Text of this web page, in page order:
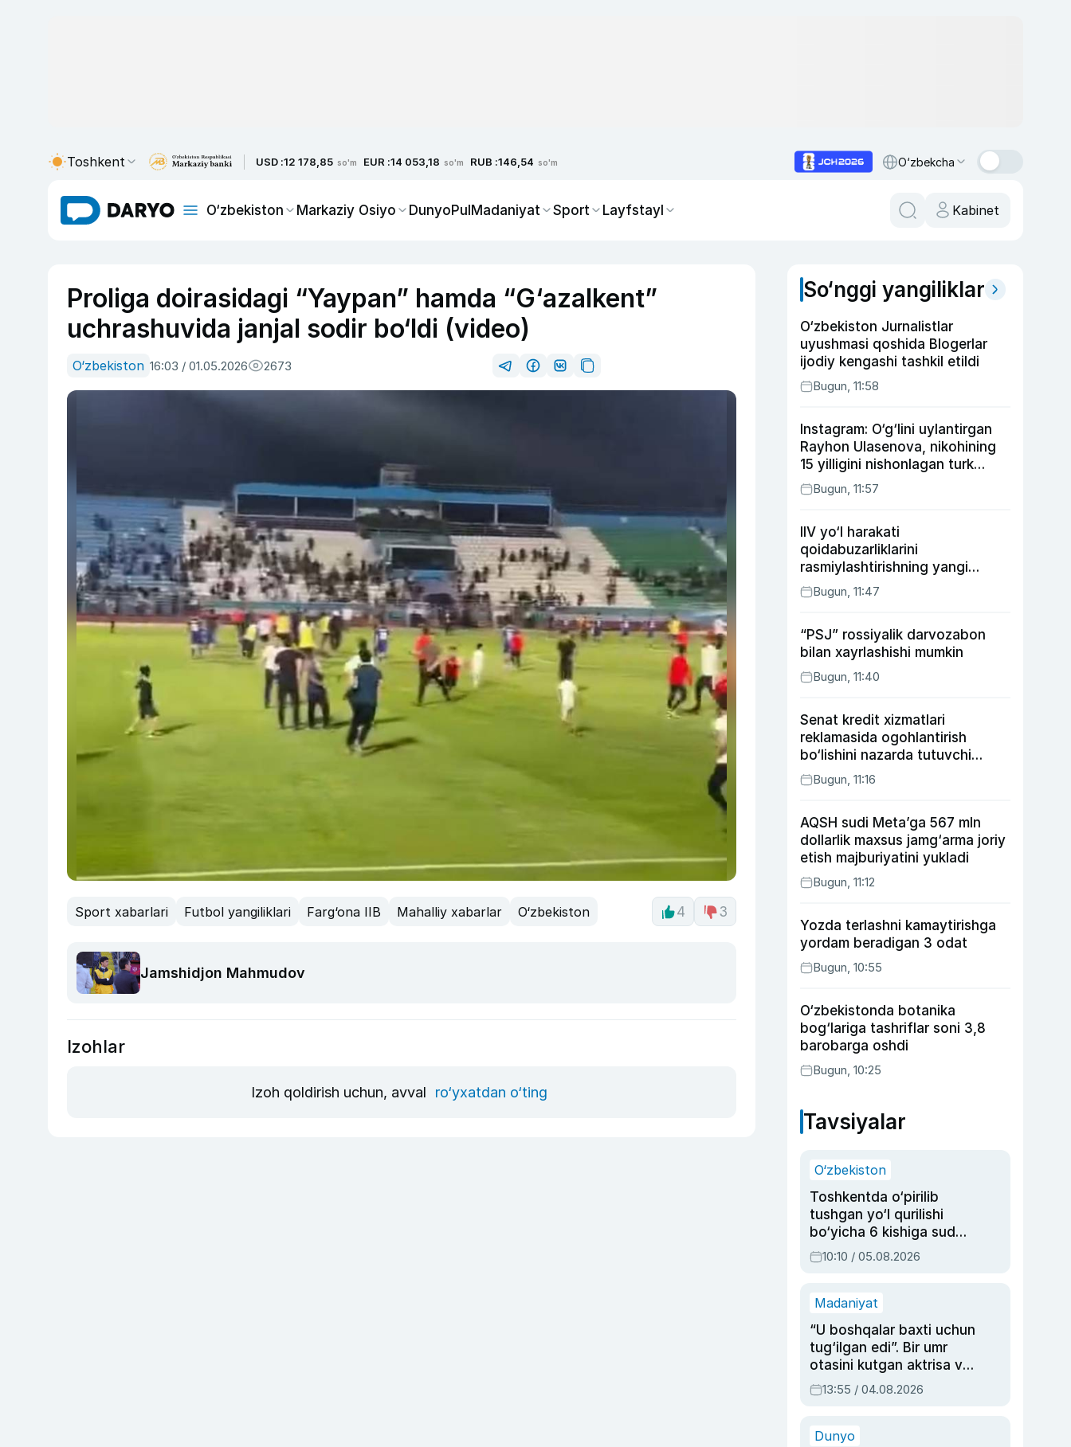
Toshkent USD :12 178,85 so'm EUR :14 053,18 so'm RUB :146,54 so'm O‘zbekcha
O‘zbekiston Markaziy Osiyo DunyoPulMadaniyat Sport Layfstayl Kabinet
Proliga doirasidagi “Yaypan” hamda “G‘azalkent”
uchrashuvida janjal sodir bo‘ldi (video)
O‘zbekiston 16:03 / 01.05.2026 2673
Sport xabarlari Futbol yangiliklari Farg‘ona IIB Mahalliy xabarlar O‘zbekiston 4 3
Jamshidjon Mahmudov
Izohlar
Izoh qoldirish uchun, avval ro‘yxatdan o‘ting
So‘nggi yangiliklar
O‘zbekiston Jurnalistlar
uyushmasi qoshida Blogerlar
ijodiy kengashi tashkil etildi
Bugun, 11:58
Instagram: O‘g‘lini uylantirgan
Rayhon Ulasenova, nikohining
15 yilligini nishonlagan turk
aktyorlari va Kamelot qasriga
sayohat qilgan Zebo Rahimova
Bugun, 11:57
IIV yo‘l harakati
qoidabuzarliklarini
rasmiylashtirishning yangi
tartibini taklif qildi
Bugun, 11:47
“PSJ” rossiyalik darvozabon
bilan xayrlashishi mumkin
Bugun, 11:40
Senat kredit xizmatlari
reklamasida ogohlantirish
bo‘lishini nazarda tutuvchi
qonunni ma’qulladi
Bugun, 11:16
AQSH sudi Meta’ga 567 mln
dollarlik maxsus jamg‘arma joriy
etish majburiyatini yukladi
Bugun, 11:12
Yozda terlashni kamaytirishga
yordam beradigan 3 odat
Bugun, 10:55
O‘zbekistonda botanika
bog‘lariga tashriflar soni 3,8
barobarga oshdi
Bugun, 10:25
Tavsiyalar
O‘zbekiston
Toshkentda o‘pirilib
tushgan yo‘l qurilishi
bo‘yicha 6 kishiga sud
hukmi o‘qildi
10:10 / 05.08.2026
Madaniyat
“U boshqalar baxti uchun
tug‘ilgan edi”. Bir umr
otasini kutgan aktrisa va
dublyaj ustasi Rimma
Ahmedovaning
13:55 / 04.08.2026
Dunyo